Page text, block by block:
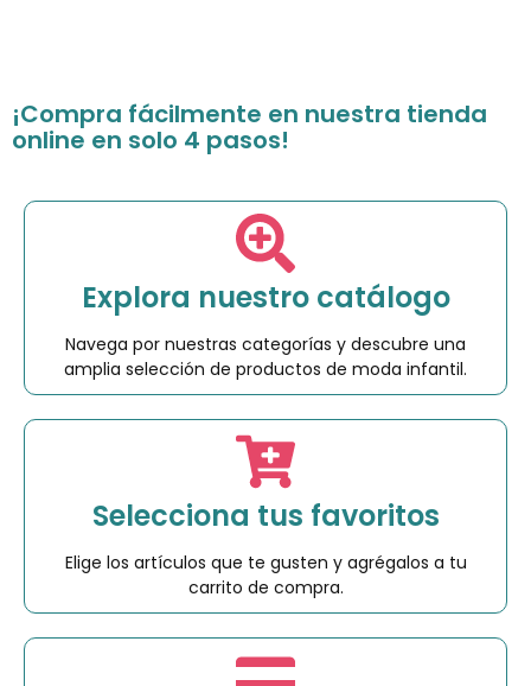
¡Compra fácilmente en nuestra tienda
online en solo 4 pasos!
Explora nuestro catálogo
Navega por nuestras categorías y descubre una
amplia selección de productos de moda infantil.
Selecciona tus favoritos
Elige los artículos que te gusten y agrégalos a tu
carrito de compra.